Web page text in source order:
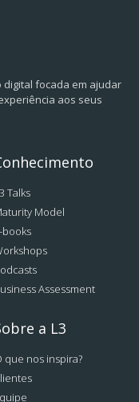
focada em ajudar
aos seus
Talks
Model
books
Assessment
a L3
que nos inspira?